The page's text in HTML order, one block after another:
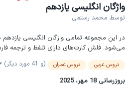
واژگان انگلیسی یازدهم
توسطمحمد رستمی
می‌شود. فلش کارت‌های دارای تلفظ و ترجمه
دروس عربی دروس عمران (و 41 مورد دیگر)
بروزرسانی 18 مهر، 2025